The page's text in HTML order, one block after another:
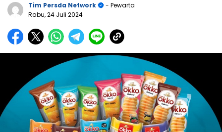
Tim Persda Network
- Pewarta
Rabu, 24 Juli 2024